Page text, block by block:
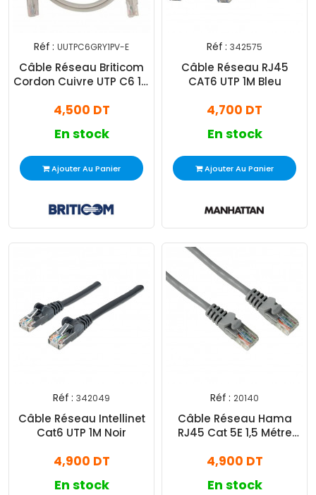
Réf : UUTPC6GRY1PV-E
Câble Réseau Briticom
Cordon Cuivre UTP C6 1M
4,500 DT
En stock
Ajouter Au Panier
Réf : 342575
Câble Réseau RJ45
CAT6 UTP 1M Bleu
4,700 DT
En stock
Ajouter Au Panier
Réf : 342049
Câble Réseau Intellinet
Cat6 UTP 1M Noir
4,900 DT
En stock
Réf : 20140
Câble Réseau Hama
RJ45 Cat 5E 1,5 Métre
4,900 DT
En stock